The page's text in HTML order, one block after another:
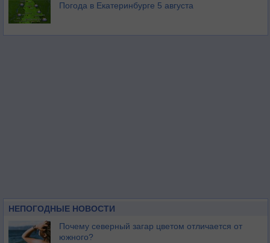
Погода в Екатеринбурге 5 августа
НЕПОГОДНЫЕ НОВОСТИ
Почему северный загар цветом отличается от
южного?